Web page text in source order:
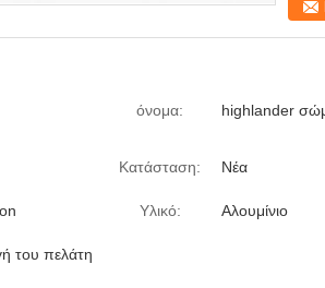
όνομα: highlander
Κατάσταση: Νέα
Υλικό: Αλουμίνιο
του πελάτη